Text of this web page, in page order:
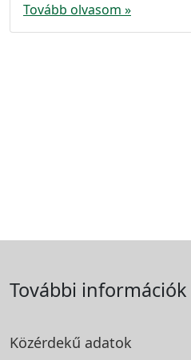
Tovább olvasom »
További információk
Közérdekű adatok